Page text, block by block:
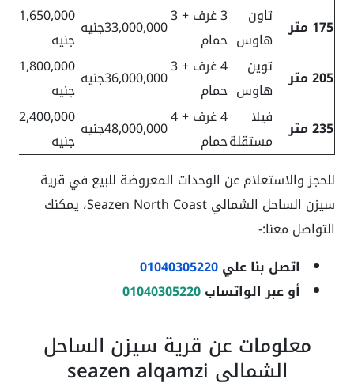
175 متر
تاون
هاوس
3 غرف + 3
حمام
33,000,000جنيه
1,650,000
جنيه
205 متر
توين
هاوس
4 غرف + 3
حمام
36,000,000جنيه
1,800,000
جنيه
235 متر
فيلا
مستقلة
4 غرف + 4
حمام
48,000,000جنيه
2,400,000
جنيه
للحجز والاستعلام عن الوحدات المعروضة للبيع في قرية
سيزن الساحل الشمالي Seazen North Coast، يمكنك
التواصل معنا:-
اتصل بنا علي01040305220
أو عبر الواتساب01040305220
معلومات عن قرية سيزن الساحل
الشمالي seazen alqamzi